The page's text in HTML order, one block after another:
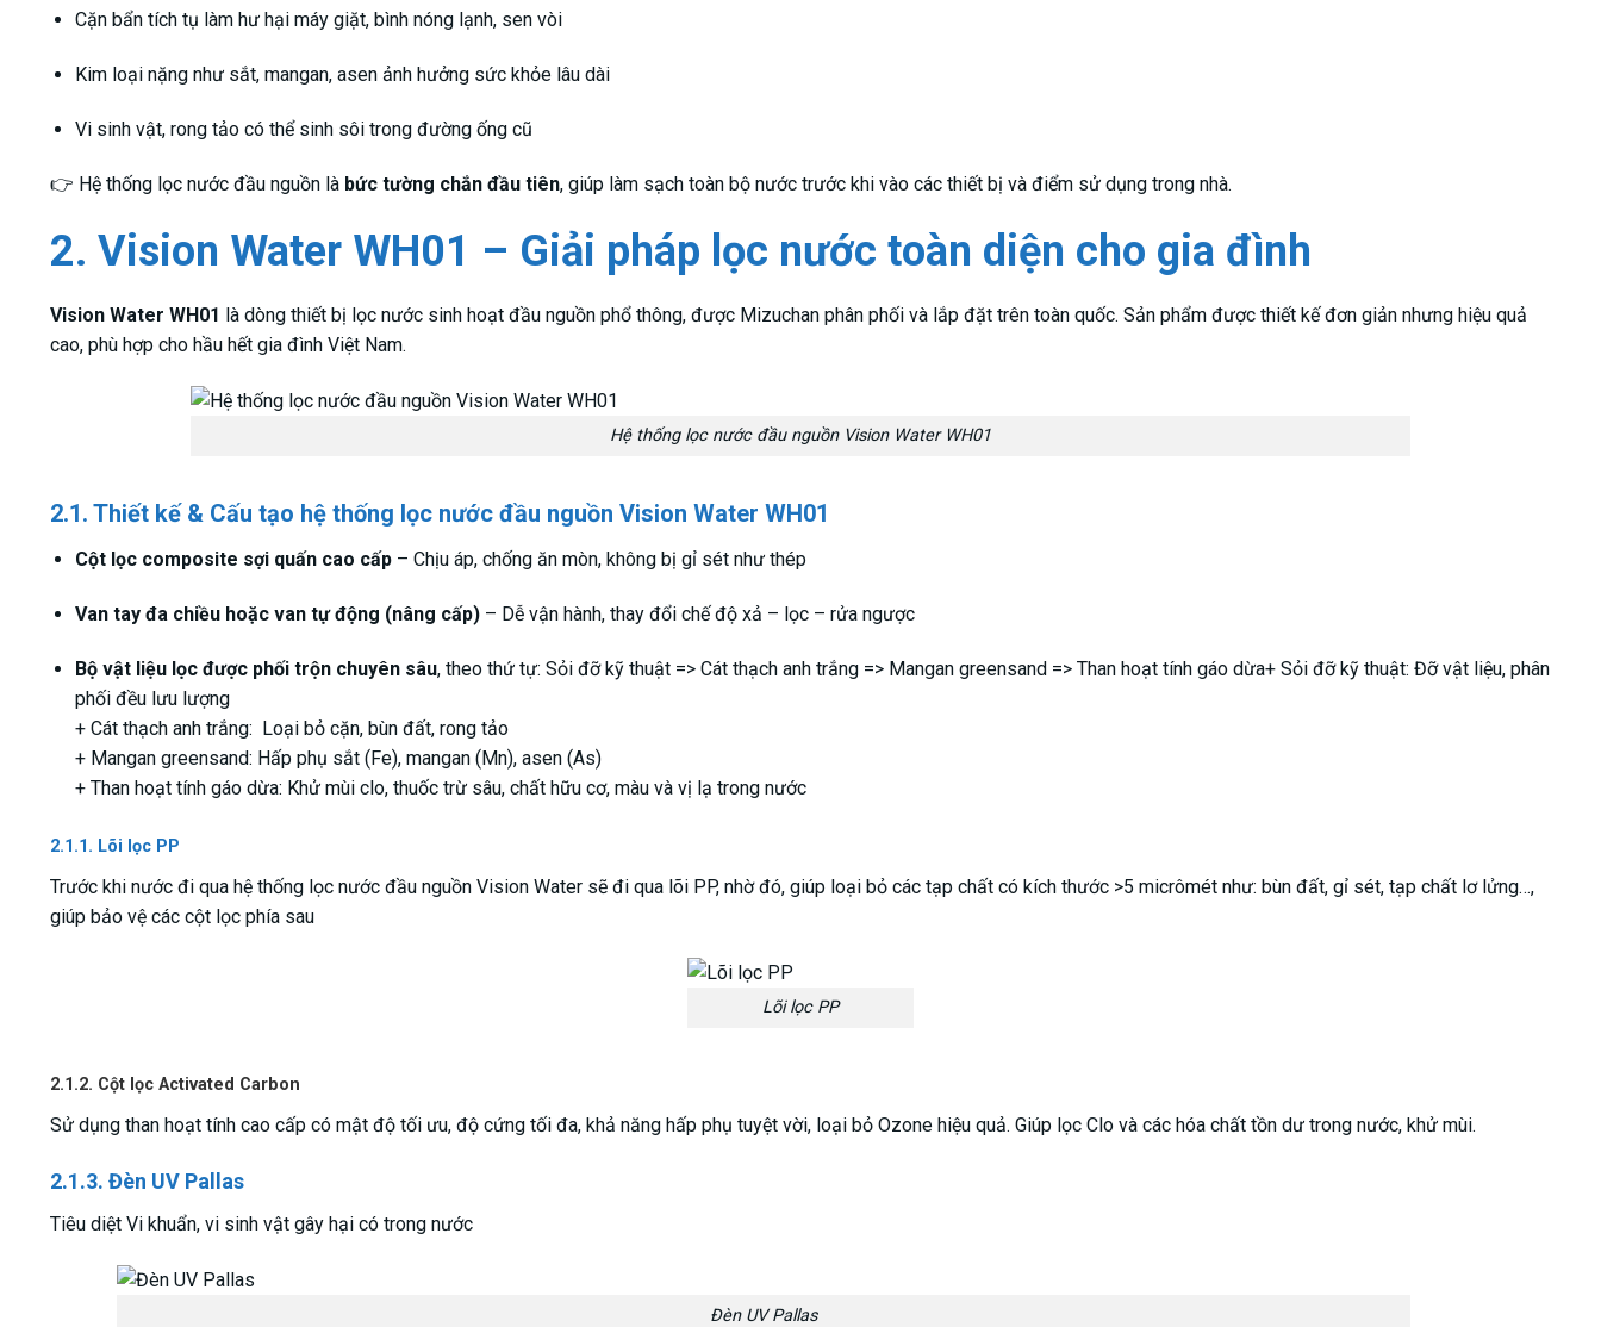
Cặn bẩn tích tụ làm hư hại máy giặt, bình nóng lạnh, sen vòi
Kim loại nặng như sắt, mangan, asen ảnh hưởng sức khỏe lâu dài
Vi sinh vật, rong tảo có thể sinh sôi trong đường ống cũ
👉 Hệ thống lọc nước đầu nguồn là bức tường chắn đầu tiên, giúp làm sạch toàn bộ nước trước khi vào các thiết bị và điểm sử dụng trong nhà.
2. Vision Water WH01 – Giải pháp lọc nước toàn diện cho gia đình
Vision Water WH01 là dòng thiết bị lọc nước sinh hoạt đầu nguồn phổ thông, được Mizuchan phân phối và lắp đặt trên toàn quốc. Sản phẩm được thiết kế đơn giản nhưng hiệu quả
cao, phù hợp cho hầu hết gia đình Việt Nam.
Hệ thống lọc nước đầu nguồn Vision Water WH01
2.1. Thiết kế & Cấu tạo hệ thống lọc nước đầu nguồn Vision Water WH01
Cột lọc composite sợi quấn cao cấp– Chịu áp, chống ăn mòn, không bị gỉ sét như thép
Van tay đa chiều hoặc van tự động (nâng cấp)– Dễ vận hành, thay đổi chế độ xả – lọc – rửa ngược
Bộ vật liệu lọc được phối trộn chuyên sâu, theo thứ tự: Sỏi đỡ kỹ thuật => Cát thạch anh trắng => Mangan greensand => Than hoạt tính gáo dừa+ Sỏi đỡ kỹ thuật: Đỡ vật liệu, phân
phối đều lưu lượng
+ Cát thạch anh trắng: Loại bỏ cặn, bùn đất, rong tảo
+ Mangan greensand: Hấp phụ sắt (Fe), mangan (Mn), asen (As)
+ Than hoạt tính gáo dừa: Khử mùi clo, thuốc trừ sâu, chất hữu cơ, màu và vị lạ trong nước
2.1.1. Lõi lọc PP
Trước khi nước đi qua hệ thống lọc nước đầu nguồn Vision Water sẽ đi qua lõi PP, nhờ đó, giúp loại bỏ các tạp chất có kích thước >5 micrômét như: bùn đất, gỉ sét, tạp chất lơ lửng…,
giúp bảo vệ các cột lọc phía sau
Lõi lọc PP
2.1.2. Cột lọc Activated Carbon
Sử dụng than hoạt tính cao cấp có mật độ tối ưu, độ cứng tối đa, khả năng hấp phụ tuyệt vời, loại bỏ Ozone hiệu quả. Giúp lọc Clo và các hóa chất tồn dư trong nước, khử mùi.
2.1.3. Đèn UV Pallas
Tiêu diệt Vi khuẩn, vi sinh vật gây hại có trong nước
Đèn UV Pallas